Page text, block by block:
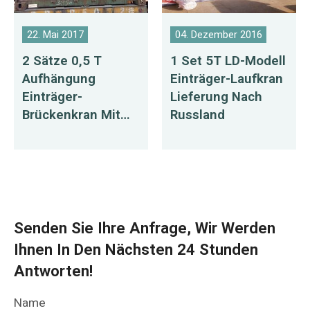
22. Mai 2017
2 Sätze 0,5 T
Aufhängung
Einträger-
Brückenkran Mit
04. Dezember 2016
1 Set 5T LD-Modell
Einträger-Laufkran
Lieferung Nach
Russland
Senden Sie Ihre Anfrage, Wir Werden
Ihnen In Den Nächsten 24 Stunden
Antworten!
Name